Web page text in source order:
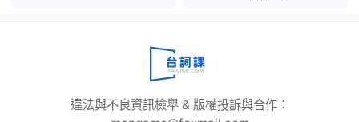
違法與不良資訊檢舉 & 版權投訴與合作：